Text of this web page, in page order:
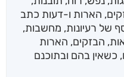
הארות ו-דעות כתב
של רעיונות, מחשבות,
הבזקים, הארות
כשאין בהם ובתוכנם